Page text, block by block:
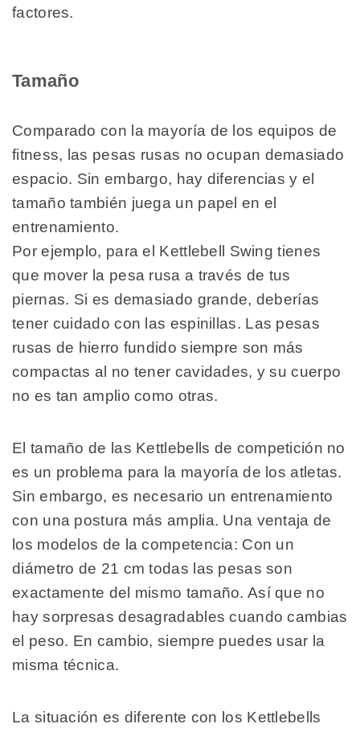
factores.
Tamaño
Comparado con la mayoría de los equipos de
fitness, las pesas rusas no ocupan demasiado
espacio. Sin embargo, hay diferencias y el
tamaño también juega un papel en el
entrenamiento.
Por ejemplo, para el Kettlebell Swing tienes
que mover la pesa rusa a través de tus
piernas. Si es demasiado grande, deberías
tener cuidado con las espinillas. Las pesas
rusas de hierro fundido siempre son más
compactas al no tener cavidades, y su cuerpo
no es tan amplio como otras.
El tamaño de las Kettlebells de competición no
es un problema para la mayoría de los atletas.
Sin embargo, es necesario un entrenamiento
con una postura más amplia. Una ventaja de
los modelos de la competencia: Con un
diámetro de 21 cm todas las pesas son
exactamente del mismo tamaño. Así que no
hay sorpresas desagradables cuando cambias
el peso. En cambio, siempre puedes usar la
misma técnica.
La situación es diferente con los Kettlebells